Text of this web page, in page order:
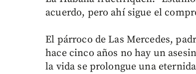
acuerdo, pero ahí sigue el
El párroco de Las Mercedes,
hace cinco años no hay un
la vida se prolongue una